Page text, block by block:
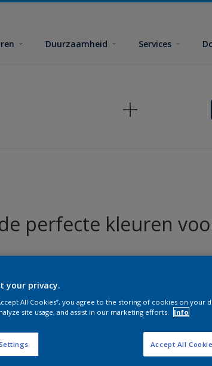
Duurzaamheid Services
perfecte kleuren
your privacy.
All Cookies”, you agree to the storing of cookies on your
site usage, and assist in our marketing efforts.
Info
Accept All